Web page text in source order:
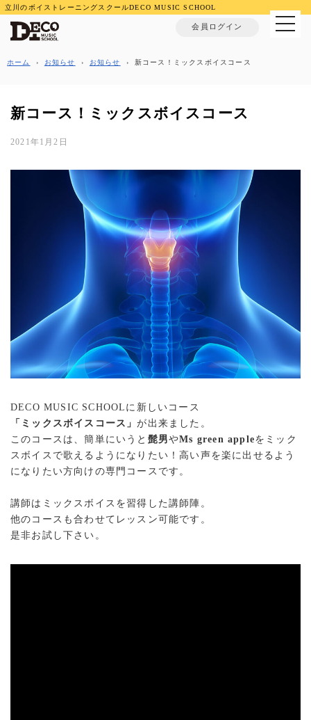
立川のボイストレーニングスクールDECO MUSIC SCHOOL
会員ログイン
MENU
ホーム › お知らせ › お知らせ › 新コース！ミックスボイスコース
新コース！ミックスボイスコース
2021年1月2日
DECO MUSIC SCHOOLに新しいコース
「ミックスボイスコース」が出来ました。
このコースは、簡単にいうと 髭男やMs green appleをミック
スボイスで歌えるようになりたい！高い声を楽に出せるよう
になりたい方向けの専門コースです。
講師はミックスボイスを習得した講師陣。
他のコースも合わせてレッスン可能です。
是非お試し下さい。